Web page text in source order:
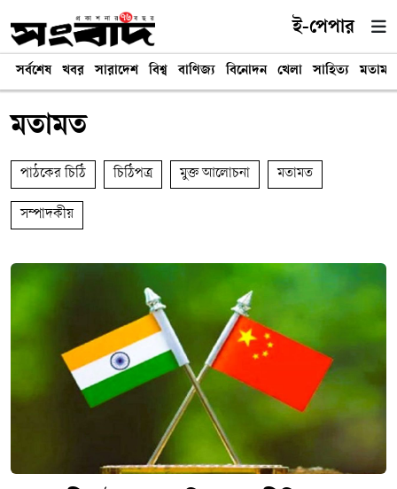
ই-পেপার
সর্বশেষ খবর সারাদেশ বিশ্ব বাণিজ্য বিনোদন খেলা সাহিত্য মতামত
মতামত
পাঠকের চিঠি চিঠিপত্র মুক্ত আলোচনা মতামত
সম্পাদকীয়